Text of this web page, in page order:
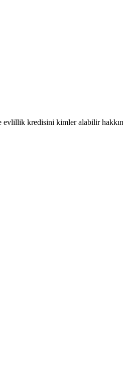
evlillik kredisini kimler alabilir